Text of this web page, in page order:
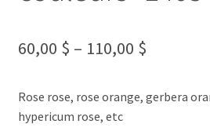
60,00 $ – 110,00 $
Rose rose, rose orange, gerbera
hypericum rose, etc